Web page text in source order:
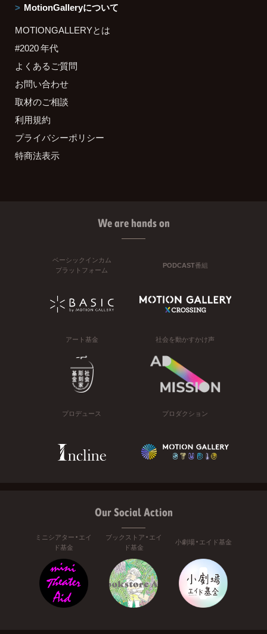
MotionGalleryについて
MOTIONGALLERYとは
#2020 年代
よくあるご質問
お問い合わせ
取材のご相談
利用規約
プライバシーポリシー
特商法表示
We are hands on
ベーシックインカム
プラットフォーム
PODCAST番組
アート基金 社会を動かすかけ声
プロデュース プロダクション
Our Social Action
ミニシアター・エイ
ド基金
ブックストア・エイ
ド基金
小劇場・エイド基金